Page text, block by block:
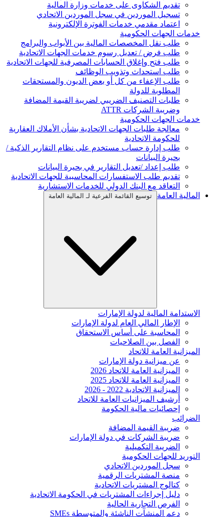
تقديم الشكاوى على خدمات وزارة المالية
تسجيل الموردين في سجل الموردين الاتحادي
اعتماد مقدمي خدمات الفوترة الإلكترونية
خدمات الجهات الحكومية
طلب نقل المخصصات المالية بين الأبواب والبرامج
طلب فرض / تعديل رسوم خدمات الجهات الاتحادية
طلب فتح وإغلاق الحسابات المصرفية للجهات الاتحادية
طلب استحداث وتذويب الوظائف
طلب الإعفاء من كل أو بعض الديون والمستحقات
المطلوبة للدولة
طلبات التصنيف الضريبي لضريبة القيمة المضافة
وضريبة الشركات ATTR
خدمات الجهات الحكومية
معالجة طلبات الجهات الاتحادية بشأن الأملاك العقارية
للحكومة الاتحادية
طلب إدارة حساب مستخدم على نظام التقارير الذكية /
بحيرة البيانات
طلب إعداد /تعديل التقارير في بحيرة البيانات
تقديم طلب الاستفسارات المحاسبية للجهات الاتحادية
التعاقد مع البنك الدولي للخدمات الاستشارية
المالية العامة
توسيع القائمة الفرعية لـ المالية العامة
الاستدامة المالية لدولة الإمارات
الإطار المالي العام لدولة الإمارات
المحاسبة على أساس الاستحقاق
الفصل بين الصلاحيات
الميزانية العامة للاتحاد
عن ميزانية دولة الإمارات
الميزانية العامة للاتحاد 2026
الميزانية العامة للاتحاد 2025
الميزانية الاتحادية 2022 - 2026
أرشيف الميزانيات العامة للاتحاد
إحصائيات مالية الحكومة
الضرائب
ضريبة القيمة المضافة
ضريبة الشركات في دولة الإمارات
الضريبة التكميلية
التوريد للجهات الحكومية
سجل الموردين الاتحادي
منصة المشتريات الرقمية
كتالوج المشتريات الاتحادية
دليل إجراءات المشتريات في الحكومة الاتحادية
الفرص التجارية الحالية
دعم المنشآت الناشئة والمتوسطة SMEs